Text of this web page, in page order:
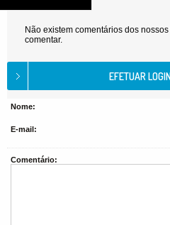
Não existem comentários dos
comentar.
Nome:
E-mail:
Comentário: